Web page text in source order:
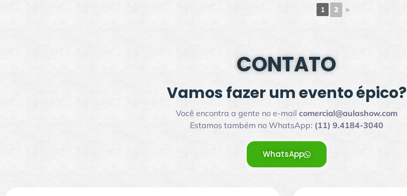
1 2 ►
CONTATO
Vamos fazer um evento épico?
Você encontra a gente no e-mail comercial@aulashow.com
Estamos também no WhatsApp: (11) 9.4184-3040
WhatsApp